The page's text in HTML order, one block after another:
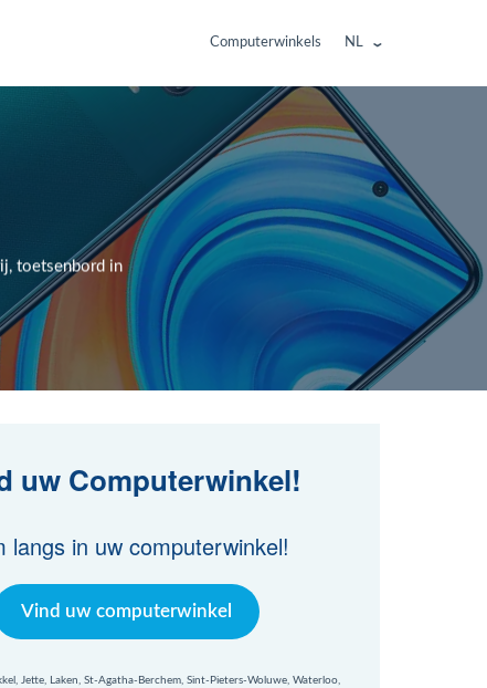
Computerwinkels NL
toetsenbord in
uw Computerwinkel!
langs in uw computerwinkel!
Vind uw computerwinkel
Jette, Laken, St-Agatha-Berchem, Sint-Pieters-Woluwe, Waterloo,